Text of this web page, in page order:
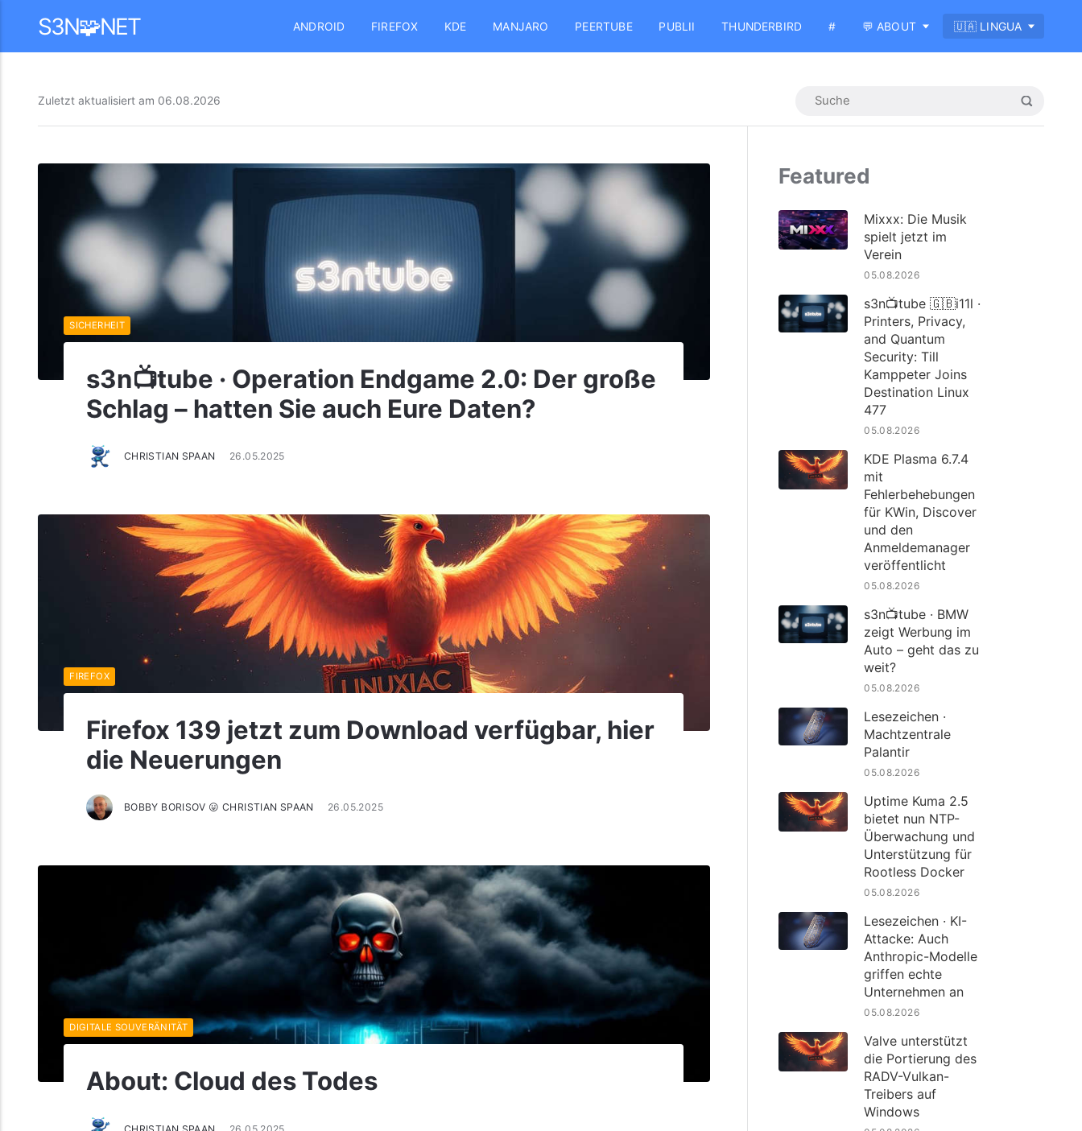
S3N🧩NET ANDROID FIREFOX KDE MANJARO PEERTUBE PUBLII THUNDERBIRD # 💬 ABOUT 🇺🇦 LINGUA
Zuletzt aktualisiert am 06.08.2026
s3n📺tube · Operation Endgame 2.0: Der große
Schlag – hatten Sie auch Eure Daten?
CHRISTIAN SPAAN 26.05.2025
SICHERHEIT
Firefox 139 jetzt zum Download verfügbar, hier
die Neuerungen
BOBBY BORISOV 😛 CHRISTIAN SPAAN 26.05.2025
FIREFOX
About: Cloud des Todes
CHRISTIAN SPAAN 26.05.2025
DIGITALE SOUVERÄNITÄT
Featured
Mixxx: Die Musik
spielt jetzt im
Verein
05.08.2026
s3n📺tube 🇬🇧i11l ·
Printers, Privacy,
and Quantum
Security: Till
Kamppeter Joins
Destination Linux
477
05.08.2026
KDE Plasma 6.7.4
mit
Fehlerbehebungen
für KWin, Discover
und den
Anmeldemanager
veröffentlicht
05.08.2026
s3n📺tube · BMW
zeigt Werbung im
Auto – geht das zu
weit?
05.08.2026
Lesezeichen ·
Machtzentrale
Palantir
05.08.2026
Uptime Kuma 2.5
bietet nun NTP-
Überwachung und
Unterstützung für
Rootless Docker
05.08.2026
Lesezeichen · KI-
Attacke: Auch
Anthropic-Modelle
griffen echte
Unternehmen an
05.08.2026
Valve unterstützt
die Portierung des
RADV-Vulkan-
Treibers auf
Windows